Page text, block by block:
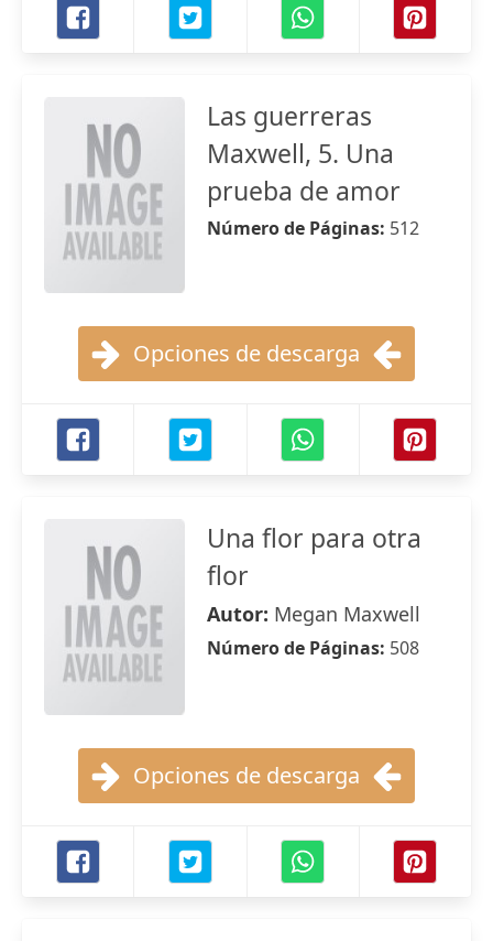
Las guerreras
Maxwell, 5. Una
prueba de amor
Número de Páginas: 512
Opciones de descarga
Una flor para otra
flor
Autor: Megan Maxwell
Número de Páginas: 508
Opciones de descarga